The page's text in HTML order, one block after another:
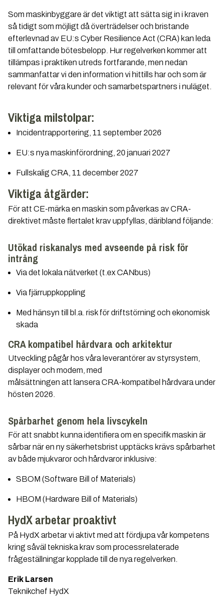
Som maskinbyggare är det viktigt att sätta sig in i kraven
så tidigt som möjligt då överträdelser och bristande
efterlevnad av EU:s Cyber Resilience Act (CRA) kan leda
till omfattande bötesbelopp. Hur regelverken kommer att
tillämpas i praktiken utreds fortfarande, men nedan
sammanfattar vi den information vi hittills har och som är
relevant för våra kunder och samarbetspartners i nuläget.
Viktiga milstolpar:
Incidentrapportering, 11 september 2026
EU:s nya maskinförordning, 20 januari 2027
Fullskalig CRA, 11 december 2027
Viktiga åtgärder:
För att CE-märka en maskin som påverkas av CRA-
direktivet måste flertalet krav uppfyllas, däribland följande:
Utökad riskanalys med avseende på risk för
intrång
Via det lokala nätverket (t.ex CANbus)
Via fjärruppkoppling
Med hänsyn till bl.a. risk för driftstörning och ekonomisk
skada
CRA kompatibel hårdvara och arkitektur
Utveckling pågår hos våra leverantörer av styrsystem,
displayer och modem, med
målsättningen att lansera CRA-kompatibel hårdvara under
hösten 2026.
Spårbarhet genom hela livscykeln
För att snabbt kunna identifiera om en specifik maskin är
sårbar när en ny säkerhetsbrist upptäcks krävs spårbarhet
av både mjukvaror och hårdvaror inklusive:
SBOM (Software Bill of Materials)
HBOM (Hardware Bill of Materials)
HydX arbetar proaktivt
På HydX arbetar vi aktivt med att fördjupa vår kompetens
kring såväl tekniska krav som processrelaterade
frågeställningar kopplade till de nya regelverken.
Erik Larsen
Teknikchef HydX